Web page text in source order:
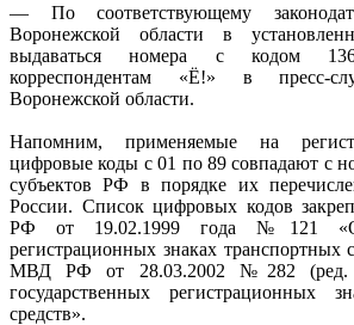
— По соответствующему
Воронежской области в
выдаваться номера с кодом
корреспондентам «Ё!» в
Воронежской области.
Напомним, применяемые на
цифровые коды с 01 по 89 совпадают с
субъектов РФ в порядке их
России. Список цифровых кодов
РФ от 19.02.1999 года №121 «О
регистрационных знаках транспортных
МВД РФ от 28.03.2002 №282 (ред.
государственных регистрационных
средств».